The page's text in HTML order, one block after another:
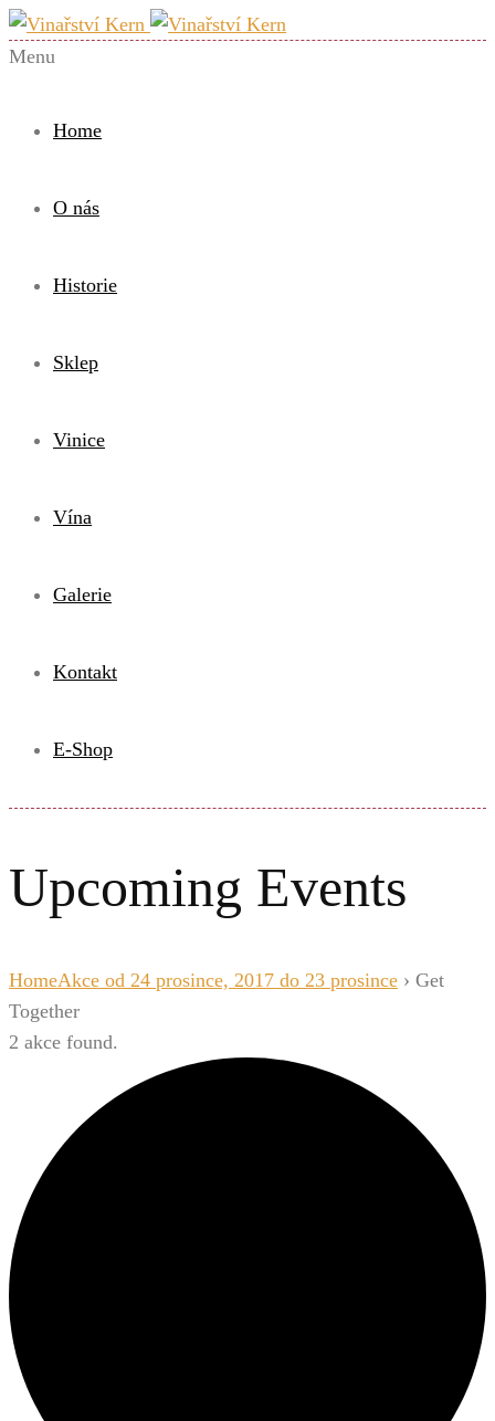
Menu
Home
O nás
Historie
Sklep
Vinice
Vína
Galerie
Kontakt
E-Shop
Upcoming Events
HomeAkce od 24 prosince, 2017 do 23 prosince › Get
Together
2 akce found.